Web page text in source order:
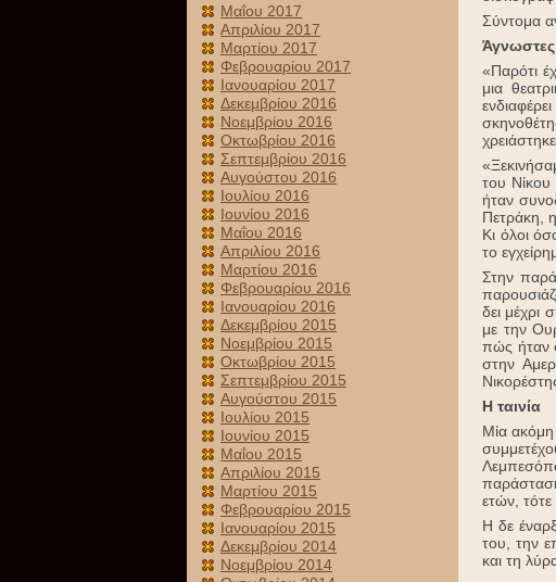
Μαΐου 2017
Απριλίου 2017
Μαρτίου 2017
Φεβρουαρίου 2017
Ιανουαρίου 2017
Δεκεμβρίου 2016
Νοεμβρίου 2016
Οκτωβρίου 2016
Σεπτεμβρίου 2016
Αυγούστου 2016
Ιουλίου 2016
Ιουνίου 2016
Μαΐου 2016
Απριλίου 2016
Μαρτίου 2016
Φεβρουαρίου 2016
Ιανουαρίου 2016
Δεκεμβρίου 2015
Νοεμβρίου 2015
Οκτωβρίου 2015
Σεπτεμβρίου 2015
Αυγούστου 2015
Ιουλίου 2015
Ιουνίου 2015
Μαΐου 2015
Απριλίου 2015
Μαρτίου 2015
Φεβρουαρίου 2015
Ιανουαρίου 2015
Δεκεμβρίου 2014
Νοεμβρίου 2014
Σύντομα
Άγνωστες
«Παρότι
μια
του Νίκου
ήταν
Πετράκη,
Κι όλοι
το
Στην
δει μέχρι
με την
πώς ήταν
στην
Η ταινία
Μία ακόμη
ετών,
Η δε
του, την
και τη